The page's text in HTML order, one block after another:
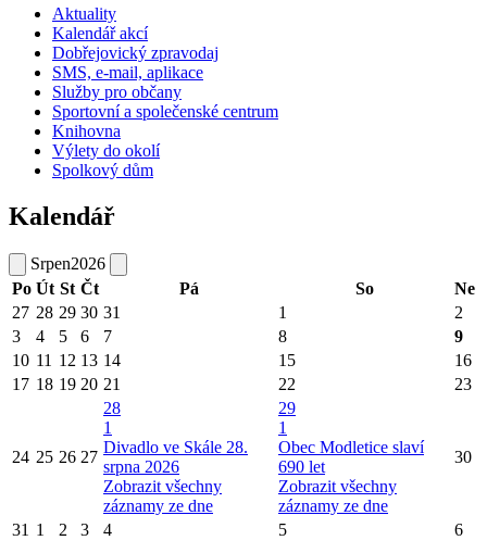
Aktuality
Kalendář akcí
Dobřejovický zpravodaj
SMS, e-mail, aplikace
Služby pro občany
Sportovní a společenské centrum
Knihovna
Výlety do okolí
Spolkový dům
Kalendář
Srpen2026
Po Út St Čt Pá So
Ne
27 28 29 30 31 1
2
3
4 5 6 7 8
9
10 11 12 13 14 15
16
17 18 19 20 21 22 23
24 25 26 27
28
1
Divadlo ve Skále 28.
srpna 2026
Zobrazit všechny
záznamy ze dne
29
1
Obec Modletice slaví
690 let
Zobrazit všechny
záznamy ze dne
30
31 1 2 3 4 5 6